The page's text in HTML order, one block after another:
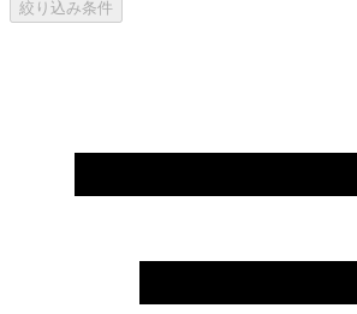
絞り込み条件